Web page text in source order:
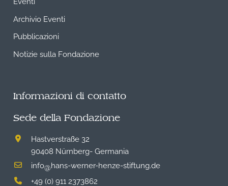
Archivio Eventi
Pubblicazioni
Notizie sulla Fondazione
Informazioni di contatto
Sede della Fondazione
Hastverstraße 32
90408 Nürnberg- Germania
info@hans-werner-henze-stiftung.de
+49 (0) 911 2373862